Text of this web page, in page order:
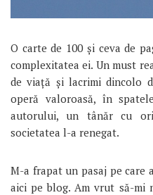
O carte de 100 și ceva de
complexitatea ei. Un must
de viață și lacrimi dincolo
operă valoroasă, în
autorului, un tânăr cu
societatea l-a renegat.
M-a frapat un pasaj pe care
aici pe blog. Am vrut să-mi